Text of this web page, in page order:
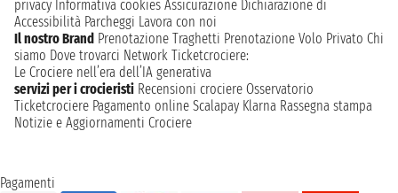
privacy Informativa cookies Assicurazione Dichiarazione di
Accessibilità Parcheggi Lavora con noi
Il nostro Brand Prenotazione Traghetti Prenotazione Volo Privato Chi
siamo Dove trovarci Network Ticketcrociere:
Le Crociere nell’era dell’IA generativa
servizi per i crocieristi Recensioni crociere Osservatorio
Ticketcrociere Pagamento online Scalapay Klarna Rassegna stampa
Notizie e Aggiornamenti Crociere
Pagamenti